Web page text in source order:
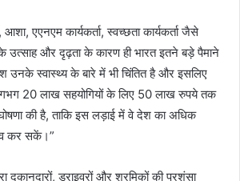
एएनएम कार्यकर्ता, स्वच्छता कार्यकर्ता जैसे
उत्साह और दृढ़ता के कारण ही भारत इतने बड़े पैमाने
स्वास्थ्य के बारे में भी चिंतित है और इसलिए
20 लाख सहयोगियों के लिए 50 लाख रुपये तक
की है, ताकि इस लड़ाई में वे देश का अधिक
कर सकें।”
दुकानदारों, ड्राइवरों और श्रमिकों की प्रशंसा